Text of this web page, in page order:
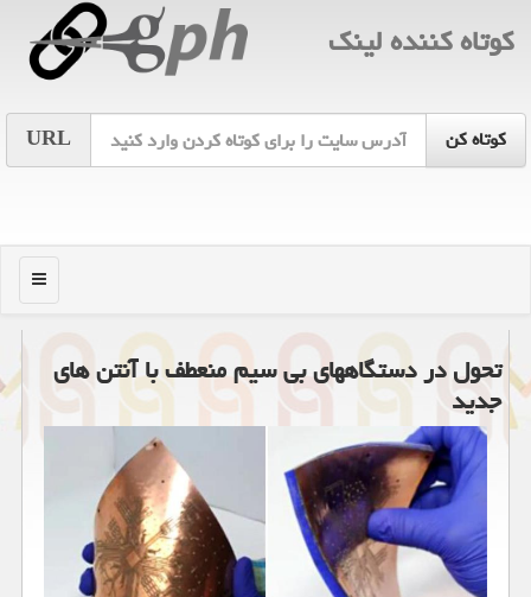
كوتاه كننده لینك
URL
منو
تحول در دستگاههای بی سیم منعطف با آنتن های
جدید